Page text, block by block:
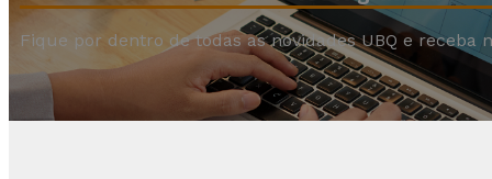
Fique por dentro de todas as novidades UBQ e receba